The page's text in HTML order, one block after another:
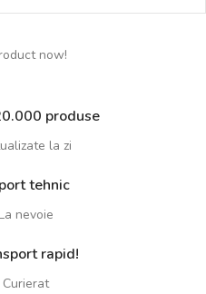
now!
produse
la zi
tehnic
La nevoie
rapid!
Curierat